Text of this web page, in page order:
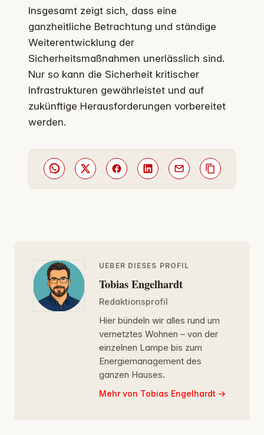
Insgesamt zeigt sich, dass eine
ganzheitliche Betrachtung und ständige
Weiterentwicklung der
Sicherheitsmaßnahmen unerlässlich sind.
Nur so kann die Sicherheit kritischer
Infrastrukturen gewährleistet und auf
zukünftige Herausforderungen vorbereitet
werden.
UEBER DIESES PROFIL
Tobias Engelhardt
Redaktionsprofil
Hier bündeln wir alles rund um
vernetztes Wohnen – von der
einzelnen Lampe bis zum
Energiemanagement des
ganzen Hauses.
Mehr von Tobias Engelhardt